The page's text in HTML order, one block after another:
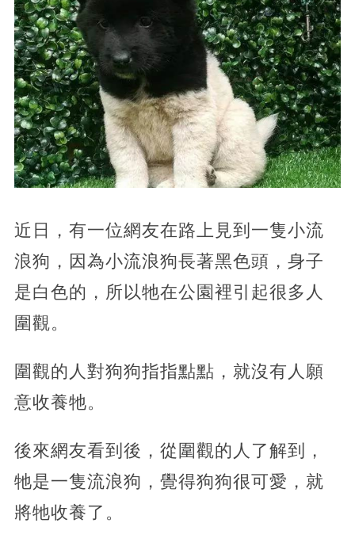
近日，有一位網友在路上見到一隻小流
浪狗，因為小流浪狗長著黑色頭，身子
是白色的，所以牠在公園裡引起很多人
圍觀。
圍觀的人對狗狗指指點點，就沒有人願
意收養牠。
後來網友看到後，從圍觀的人了解到，
牠是一隻流浪狗，覺得狗狗很可愛，就
將牠收養了。